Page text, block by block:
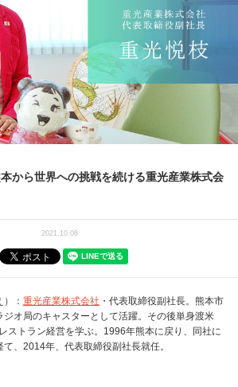
から世界への挑戦を続ける重光産業株式会
2021.10.08
： 重光産業株式会社 ・代表取締役副社長。熊本市
オ局のキャスターとして活躍。その後単身渡米
ストラン経営を学ぶ。1996年熊本に戻り、同社に
、2014年、代表取締役副社長就任。